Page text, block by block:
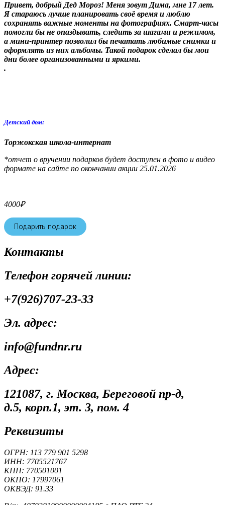
Привет, добрый Дед Мороз! Меня зовут Дима, мне 17 лет.
Я стараюсь лучше планировать своё время и люблю
сохранять важные моменты на фотографиях. Смарт‑часы
помогли бы не опаздывать, следить за шагами и режимом,
а мини‑принтер позволил бы печатать любимые снимки и
оформлять из них альбомы. Такой подарок сделал бы мои
дни более организованными и яркими.
.
Детский дом:
Торжокская школа-интернат
*отчет о вручении подарков будет доступен в фото и видео
формате на сайте по окончании акции 25.01.2026
4000₽
Подарить подарок
Контакты
Телефон горячей линии:
+7(926)707-23-33
Эл. адрес:
info@fundnr.ru
Адрес:
121087, г. Москва, Береговой пр-д,
д.5, корп.1, эт. 3, пом. 4
Реквизиты
ОГРН: 113 779 901 5298
ИНН: 7705521767
КПП: 770501001
ОКПО: 17997061
ОКВЭД: 91.33